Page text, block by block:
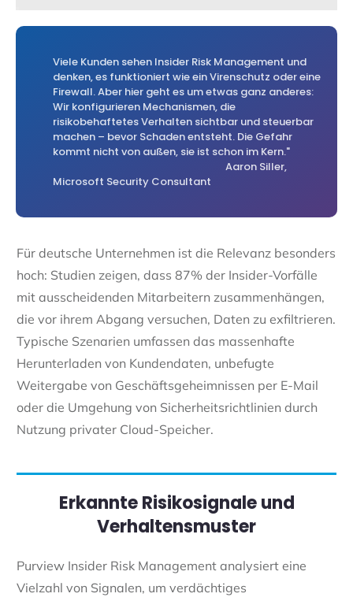
Viele Kunden sehen Insider Risk Management und
denken, es funktioniert wie ein Virenschutz oder eine
Firewall. Aber hier geht es um etwas ganz anderes:
Wir konfigurieren Mechanismen, die
risikobehaftetes Verhalten sichtbar und steuerbar
machen – bevor Schaden entsteht. Die Gefahr
kommt nicht von außen, sie ist schon im Kern."
Aaron Siller,
Microsoft Security Consultant
Für deutsche Unternehmen ist die Relevanz besonders
hoch: Studien zeigen, dass 87% der Insider-Vorfälle
mit ausscheidenden Mitarbeitern zusammenhängen,
die vor ihrem Abgang versuchen, Daten zu exfiltrieren.
Typische Szenarien umfassen das massenhafte
Herunterladen von Kundendaten, unbefugte
Weitergabe von Geschäftsgeheimnissen per E-Mail
oder die Umgehung von Sicherheitsrichtlinien durch
Nutzung privater Cloud-Speicher.
Erkannte Risikosignale und
Verhaltensmuster
Purview Insider Risk Management analysiert eine
Vielzahl von Signalen, um verdächtiges